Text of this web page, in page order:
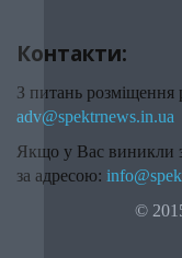
Контакти:
З питань розміщення
adv@spektrnews.in.ua
Якщо у Вас виникли
за адресою:
©